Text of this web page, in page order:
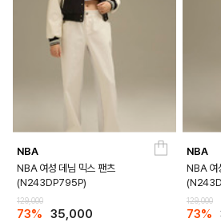
NBA
NBA 여성 데님 믹스 팬츠
(N243DP795P)
129,000
73% 35,000
NBA
NBA 여
129,000
73%